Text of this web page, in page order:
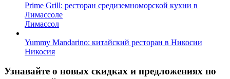
Prime Grill: ресторан средиземноморской кухни в
Лимассоле
Лимассол
Yummy Mandarino: китайский ресторан в Никосии
Никосия
Узнавайте о новых скидках и предложениях по